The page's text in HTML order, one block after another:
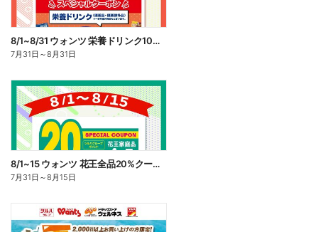
8/1~8/31 ウォンツ 栄養ドリンク10%ポイント還元
7月31日 ～8月31日
8/1~15 ウォンツ 花王全品20%クーポン
7月31日 ～8月15日